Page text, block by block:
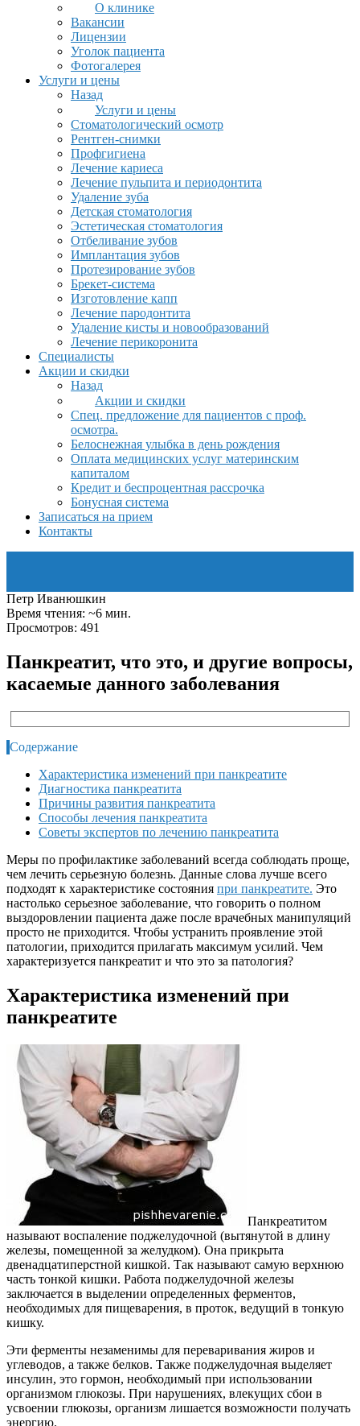
О клинике
Вакансии
Лицензии
Уголок пациента
Фотогалерея
Услуги и цены
Назад
Услуги и цены
Стоматологический осмотр
Рентген-снимки
Профгигиена
Лечение кариеса
Лечение пульпита и периодонтита
Удаление зуба
Детская стоматология
Эстетическая стоматология
Отбеливание зубов
Имплантация зубов
Протезирование зубов
Брекет-система
Изготовление капп
Лечение пародонтита
Удаление кисты и новообразований
Лечение перикоронита
Специалисты
Акции и скидки
Назад
Акции и скидки
Спец. предложение для пациентов с проф.
осмотра.
Белоснежная улыбка в день рождения
Оплата медицинских услуг материнским
капиталом
Кредит и беспроцентная рассрочка
Бонусная система
Записаться на прием
Контакты
Петр Иванюшкин
Время чтения: ~6 мин.
Просмотров: 491
Панкреатит, что это, и другие вопросы,
касаемые данного заболевания
Содержание
Характеристика изменений при панкреатите
Диагностика панкреатита
Причины развития панкреатита
Способы лечения панкреатита
Советы экспертов по лечению панкреатита
Меры по профилактике заболеваний всегда соблюдать проще,
чем лечить серьезную болезнь. Данные слова лучше всего
подходят к характеристике состояния при панкреатите. Это
настолько серьезное заболевание, что говорить о полном
выздоровлении пациента даже после врачебных манипуляций
просто не приходится. Чтобы устранить проявление этой
патологии, приходится прилагать максимум усилий. Чем
характеризуется панкреатит и что это за патология?
Характеристика изменений при
панкреатите
Панкреатитом
называют воспаление поджелудочной (вытянутой в длину
железы, помещенной за желудком). Она прикрыта
двенадцатиперстной кишкой. Так называют самую верхнюю
часть тонкой кишки. Работа поджелудочной железы
заключается в выделении определенных ферментов,
необходимых для пищеварения, в проток, ведущий в тонкую
кишку.
Эти ферменты незаменимы для переваривания жиров и
углеводов, а также белков. Также поджелудочная выделяет
инсулин, это гормон, необходимый при использовании
организмом глюкозы. При нарушениях, влекущих сбои в
усвоении глюкозы, организм лишается возможности получать
энергию.